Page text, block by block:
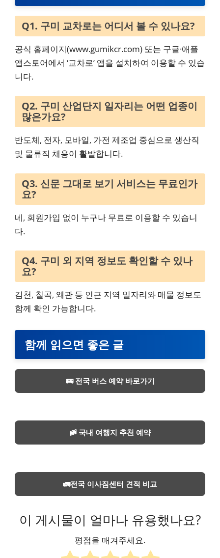
Q1. 구미 교차로는 어디서 볼 수 있나요?
공식 홈페이지(www.gumikcr.com) 또는 구글·애플
앱스토어에서 ‘교차로’ 앱을 설치하여 이용할 수 있습
니다.
Q2. 구미 산업단지 일자리는 어떤 업종이
많은가요?
반도체, 전자, 모바일, 가전 제조업 중심으로 생산직
및 물류직 채용이 활발합니다.
Q3. 신문 그대로 보기 서비스는 무료인가
요?
네, 회원가입 없이 누구나 무료로 이용할 수 있습니
다.
Q4. 구미 외 지역 정보도 확인할 수 있나
요?
김천, 칠곡, 왜관 등 인근 지역 일자리와 매물 정보도
함께 확인 가능합니다.
함께 읽으면 좋은 글
🚌 전국 버스 예약 바로가기
🚞 국내 여행지 추천 예약
🚛전국 이사짐센터 견적 비교
이 게시물이 얼마나 유용했나요?
평점을 매겨주세요.